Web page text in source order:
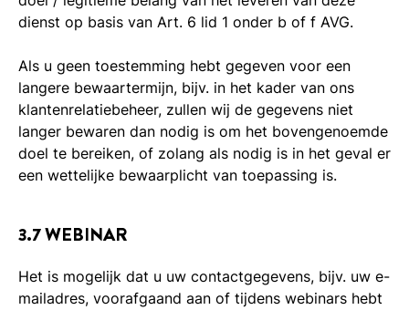
dienst op basis van Art. 6 lid 1 onder b of f AVG.
Als u geen toestemming hebt gegeven voor een
langere bewaartermijn, bijv. in het kader van ons
klantenrelatiebeheer, zullen wij de gegevens niet
langer bewaren dan nodig is om het bovengenoemde
doel te bereiken, of zolang als nodig is in het geval er
een wettelijke bewaarplicht van toepassing is.
3.7 WEBINAR
Het is mogelijk dat u uw contactgegevens, bijv. uw e-
mailadres, voorafgaand aan of tijdens webinars hebt